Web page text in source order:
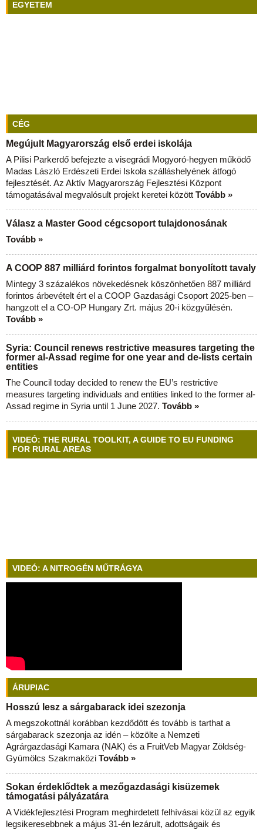
EGYETEM
CÉG
Megújult Magyarország első erdei iskolája
A Pilisi Parkerdő befejezte a visegrádi Mogyoró-hegyen működő
Madas László Erdészeti Erdei Iskola szálláshelyének átfogó
fejlesztését. Az Aktív Magyarország Fejlesztési Központ
támogatásával megvalósult projekt keretei között Tovább »
Válasz a Master Good cégcsoport tulajdonosának
Tovább »
A COOP 887 milliárd forintos forgalmat bonyolított tavaly
Mintegy 3 százalékos növekedésnek köszönhetően 887 milliárd
forintos árbevételt ért el a COOP Gazdasági Csoport 2025-ben –
hangzott el a CO-OP Hungary Zrt. május 20-i közgyűlésén.
Tovább »
Syria: Council renews restrictive measures targeting the
former al-Assad regime for one year and de-lists certain
entities
The Council today decided to renew the EU’s restrictive
measures targeting individuals and entities linked to the former al-
Assad regime in Syria until 1 June 2027. Tovább »
VIDEÓ: THE RURAL TOOLKIT, A GUIDE TO EU FUNDING
FOR RURAL AREAS
VIDEÓ: A NITROGÉN MŰTRÁGYA
ÁRUPIAC
Hosszú lesz a sárgabarack idei szezonja
A megszokottnál korábban kezdődött és tovább is tarthat a
sárgabarack szezonja az idén – közölte a Nemzeti
Agrárgazdasági Kamara (NAK) és a FruitVeb Magyar Zöldség-
Gyümölcs Szakmaközi Tovább »
Sokan érdeklődtek a mezőgazdasági kisüzemek
támogatási pályázatára
A Vidékfejlesztési Program meghirdetett felhívásai közül az egyik
legsikeresebbnek a május 31-én lezárult, adottságaik és